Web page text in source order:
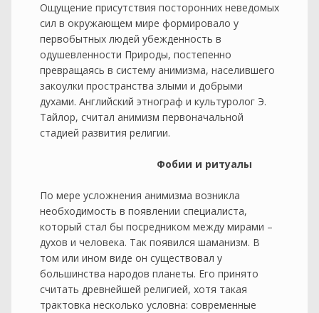
Ощущение присутствия посторонних неведомых
сил в окружающем мире формировало у
первобытных людей убежденность в
одушевленности Природы, постепенно
превращаясь в систему анимизма, населившего
закоулки пространства злыми и добрыми
духами. Английский этнограф и культуролог Э.
Тайлор, считал анимизм первоначальной
стадией развития религии.
Фобии и ритуалы
По мере усложнения анимизма возникла
необходимость в появлении специалиста,
который стал бы посредником между мирами –
духов и человека. Так появился шаманизм. В
том или ином виде он существовал у
большинства народов планеты. Его принято
считать древнейшей религией, хотя такая
трактовка несколько условна: современные